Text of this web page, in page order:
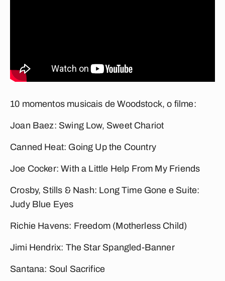
10 momentos musicais deWoodstock, o filme:
Joan Baez: Swing Low, Sweet Chariot
Canned Heat: Going Up the Country
Joe Cocker:With a Little Help From My Friends
Crosby, Stills & Nash: Long Time Gone e Suite:
Judy Blue Eyes
Richie Havens: Freedom (Motherless Child)
Jimi Hendrix: The Star Spangled-Banner
Santana: Soul Sacrifice